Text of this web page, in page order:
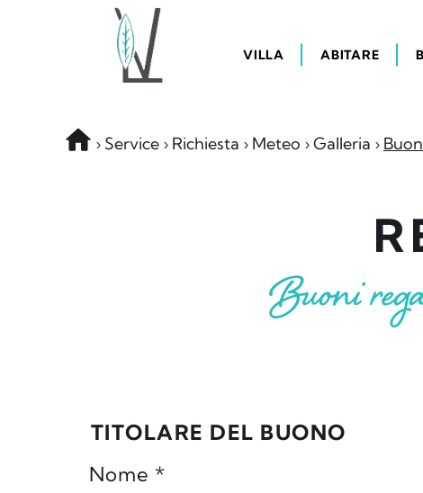
VILLA ABITARE
Service Richiesta Meteo Galleria
Buoni
TITOLARE DEL BUONO
Nome *